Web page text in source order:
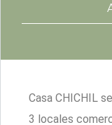
Casa CHICHIL
3 locales